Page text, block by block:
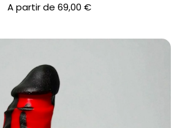
A partir de 69,00 €